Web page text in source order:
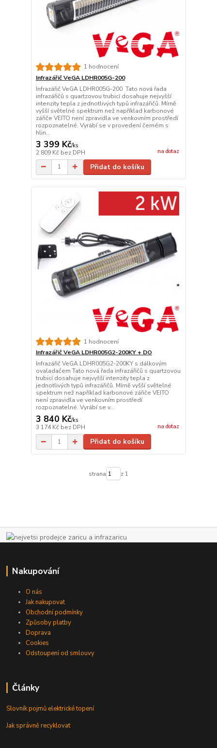
1 hodnocení
Infrazářič VeGA LDHR005G-200
Infrazářič VeGA LDHR005G-200 Tato nová řada
infrazářičů s quartzovou trubicí dosahuje nejvyšší
intenzity tepla z jednotlivých typů infrazářičů. Mírně
vyšší světelné spektrum než například karbonové
zářiče VEITO není zpravidla ve venkovním prostředí
rozpoznatelné. Vyrábí se v provedení černém s
hlin...
3 399 Kč/ks
2 809 Kč bez DPH na dotaz
Přidat do košíku
1 hodnocení
Infrazářič VeGA LDHR005G2-200KY + DO
Infrazářič VeGA LDHR005G2-200KY s dálkovým
ovaladačem Tato nová řada infrazářičů s quartzovou
trubicí dosahuje nejvyšší intenzity tepla z
jednotlivých typů infrazářičů. Mírně vyšší světelné
spektrum než například karbonové zářiče VEITO
není zpravidla ve venkovním prostředí
rozpoznatelné. Vyrábí se v...
3 840 Kč/ks
3 174 Kč bez DPH na dotaz
Přidat do košíku
strana z 1
Nakupování
O nás
Jak nakupovat
Obchodní podmínky
Způsoby platby
Doprava
Cookies
Odstoupení od smlouvy
Články
Slovník pojmů elektrické topení
Jak správně recyklovat